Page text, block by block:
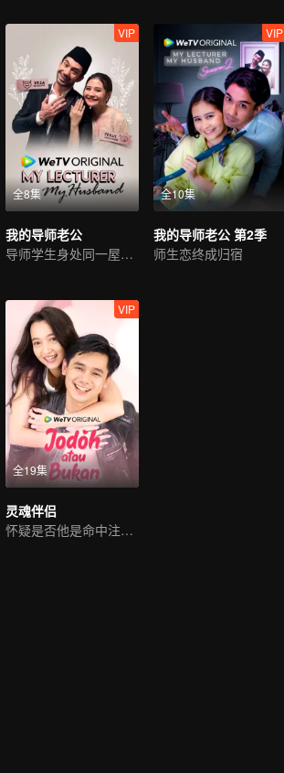
全8集
VIP
我的导师老公
导师学生身处同一屋檐下
全10集
VIP
我的导师老公 第2季
师生恋终成归宿
全19集
VIP
灵魂伴侣
怀疑是否他是命中注定的灵魂伴侣。